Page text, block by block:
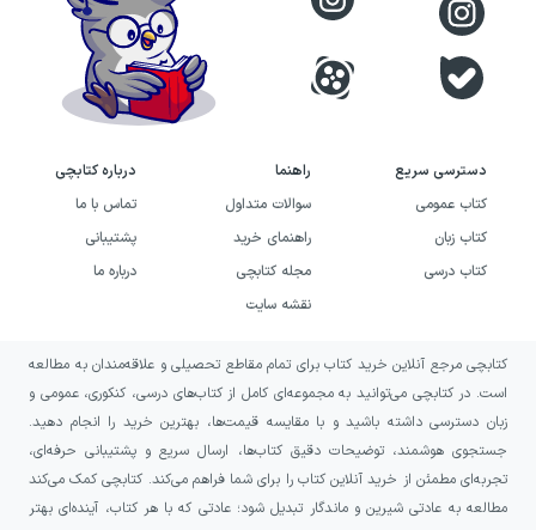
دسترسی سریع
کتاب عمومی
کتاب زبان
کتاب درسی
راهنما
سوالات متداول
راهنمای خرید
مجله کتابچی
نقشه سایت
درباره کتابچی
تماس با ما
پشتیبانی
درباره ما
کتابچی مرجع آنلاین خرید کتاب برای تمام مقاطع تحصیلی و علاقه‌مندان به مطالعه
است. در کتابچی می‌توانید به مجموعه‌ای کامل از کتاب‌های درسی، کنکوری، عمومی و
زبان دسترسی داشته باشید و با مقایسه قیمت‌ها، بهترین خرید را انجام دهید.
جستجوی هوشمند، توضیحات دقیق کتاب‌ها، ارسال سریع و پشتیبانی حرفه‌ای،
تجربه‌ای مطمئن از خرید آنلاین کتاب را برای شما فراهم می‌کند. کتابچی کمک می‌کند
مطالعه به عادتی شیرین و ماندگار تبدیل شود؛ عادتی که با هر کتاب، آینده‌ای بهتر